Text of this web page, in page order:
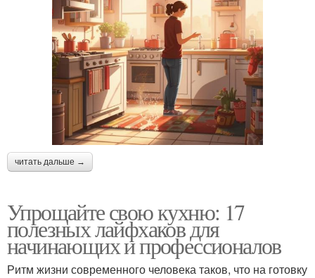
читать дальше →
Упрощайте свою кухню: 17
полезных лайфхаков для
начинающих и профессионалов
Ритм жизни современного человека таков, что на готовку